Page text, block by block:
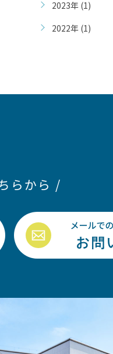
2023年 (1)
2022年 (1)
らから /